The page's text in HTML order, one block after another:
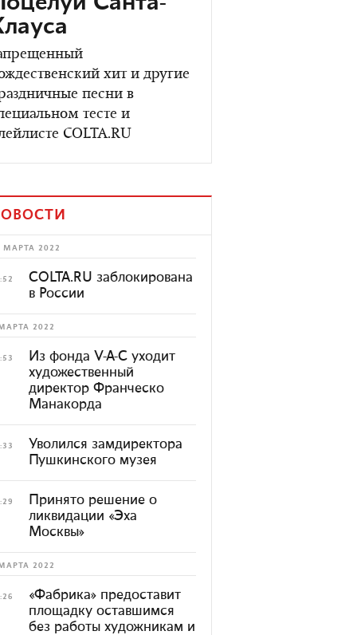
хит и другие
песни в
тесте и
COLTA.RU
МАРТА 2022
COLTA.RU заблокирована
в России
2022
Из фонда V-A-C уходит
художественный
директор Франческо
Манакорда
Уволился замдиректора
Пушкинского музея
Принято решение о
ликвидации «Эха
Москвы»
2022
«Фабрика» предоставит
площадку оставшимся
без работы художникам и